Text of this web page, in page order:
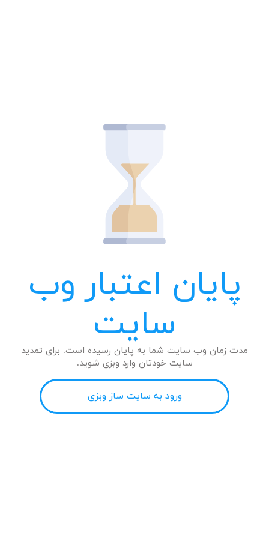
پایان اعتبار وب
سایت
مدت زمان وب سایت شما به پایان رسیده است. برای تمدید
سایت خودتان وارد وبزی شوید.
ورود به سایت ساز وبزی